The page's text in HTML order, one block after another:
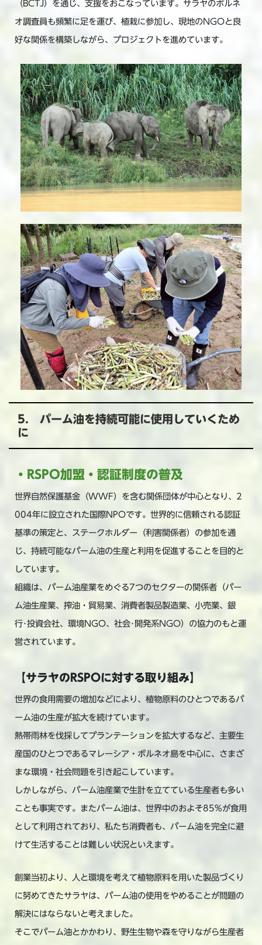
（BCTJ）を通じ、支援をおこなっています。サラヤのボルネ
オ調査員も頻繁に足を運び、植栽に参加し、現地のNGOと良
好な関係を構築しながら、プロジェクトを進めています。
5. パーム油を持続可能に使用していくため
に
・RSPO加盟・認証制度の普及
世界自然保護基金（WWF）を含む関係団体が中心となり、2
004年に設立された国際NPOです。世界的に信頼される認証
基準の策定と、ステークホルダー（利害関係者）の参加を通
じ、持続可能なパーム油の生産と利用を促進することを目的と
しています。
組織は、パーム油産業をめぐる7つのセクターの関係者（パー
ム油生産業、搾油・貿易業、消費者製品製造業、小売業、銀
行･投資会社、環境NGO、社会･開発系NGO）の協力のもと運
営されています。
【サラヤのRSPOに対する取り組み】
世界の食用需要の増加などにより、植物原料のひとつであるパ
ーム油の生産が拡大を続けています。
熱帯雨林を伐採してプランテーションを拡大するなど、主要生
産国のひとつであるマレーシア・ボルネオ島を中心に、さまざ
まな環境・社会問題を引き起こしています。
しかしながら、パーム油産業で生計を立てている生産者も多い
ことも事実です。またパーム油は、世界中のおよそ85%が食用
として利用されており、私たち消費者も、パーム油を完全に避
けて生活することは難しい状況といえます。
創業当初より、人と環境を考えて植物原料を用いた製品づくり
に努めてきたサラヤは、パーム油の使用をやめることが問題の
解決にはならないと考えました。
そこでパーム油とかかわり、野生生物や森を守りながら生産者